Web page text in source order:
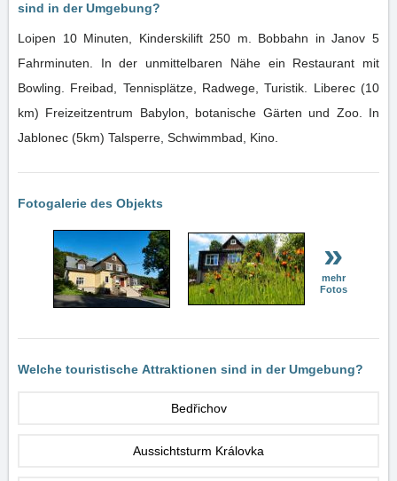
sind in der Umgebung?
Loipen 10 Minuten, Kinderskilift 250 m. Bobbahn in Janov 5
Fahrminuten. In der unmittelbaren Nähe ein Restaurant mit
Bowling. Freibad, Tennisplätze, Radwege, Turistik. Liberec (10
km) Freizeitzentrum Babylon, botanische Gärten und Zoo. In
Jablonec (5km) Talsperre, Schwimmbad, Kino.
Fotogalerie des Objekts
»
mehr
Fotos
Welche touristische Attraktionen sind in der Umgebung?
Bedřichov
Aussichtsturm Královka